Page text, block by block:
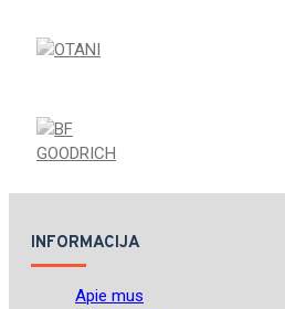
INFORMACIJA
Apie mus